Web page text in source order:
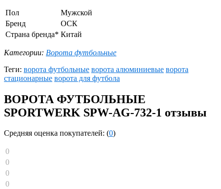
Пол
Мужской
Бренд
ОСК
Страна бренда* Китай
Категории: Ворота футбольные
Теги: ворота футбольные ворота алюминиевые ворота
стационарные ворота для футбола
ВОРОТА ФУТБОЛЬНЫЕ
SPORTWERK SPW-AG-732-1 отзывы
Средняя оценка покупателей: (0)
0
0
0
0